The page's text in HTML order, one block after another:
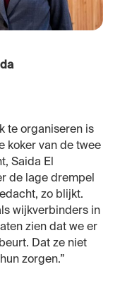
te organiseren is
koker van de twee
Saida El
de lage drempel
zo blijkt.
wijkverbinders in
zien dat we er
Dat ze niet
zorgen.”